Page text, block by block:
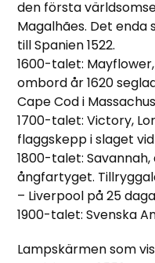
den första
Magalhães. Det
till Spanien 1522.
1600-talet:
ombord år 1620
Cape Cod i
1700-talet: Victory,
flaggskepp i slaget
1800-talet:
ångfartyget.
– Liverpool på 25
1900-talet: Svenska
Lampskärmen som